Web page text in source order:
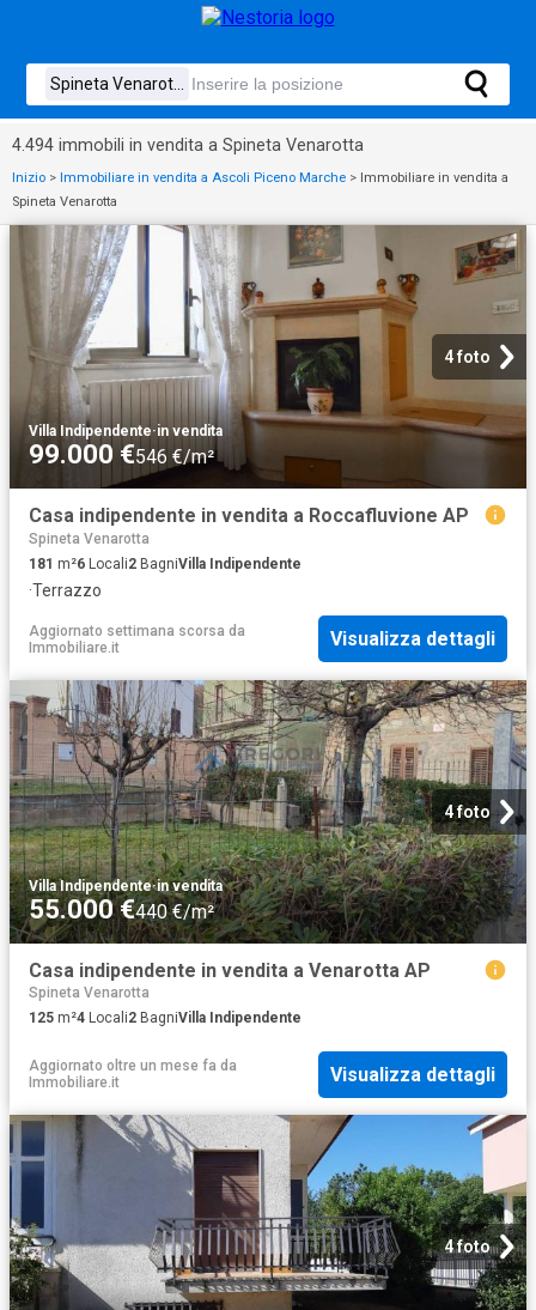
4.494 immobili in vendita a Spineta Venarotta
Inizio > Immobiliare in vendita a Ascoli Piceno Marche > Immobiliare in vendita a
Spineta Venarotta
4 foto
Villa Indipendente·in vendita
99.000 €546 €/m²
Casa indipendente in vendita a Roccafluvione AP
Spineta Venarotta
181 m²6 Locali2 BagniVilla Indipendente
·Terrazzo
Aggiornato settimana scorsa da
Immobiliare.it
Visualizza dettagli
4 foto
Villa Indipendente·in vendita
55.000 €440 €/m²
Casa indipendente in vendita a Venarotta AP
Spineta Venarotta
125 m²4 Locali2 BagniVilla Indipendente
Aggiornato oltre un mese fa da
Immobiliare.it
Visualizza dettagli
4 foto